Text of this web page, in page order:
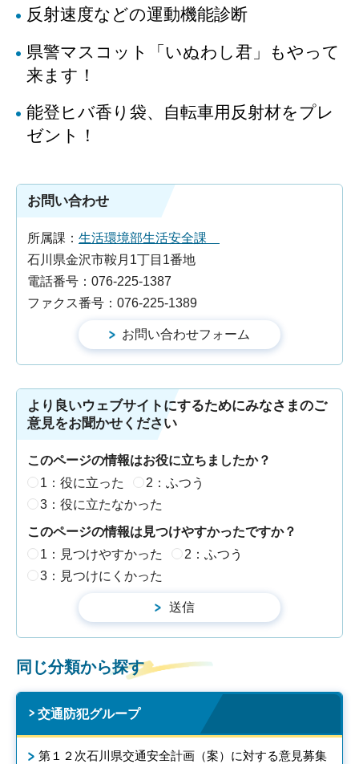
反射速度などの運動機能診断
県警マスコット「いぬわし君」もやって
来ます！
能登ヒバ香り袋、自転車用反射材をプレ
ゼント！
お問い合わせ
所属課： 生活環境部生活安全課
石川県金沢市鞍月1丁目1番地
電話番号：076-225-1387
ファクス番号：076-225-1389
より良いウェブサイトにするためにみなさまのご
意見をお聞かせください
このページの情報はお役に立ちましたか？
1：役に立った
2：ふつう
3：役に立たなかった
このページの情報は見つけやすかったですか？
1：見つけやすかった
2：ふつう
3：見つけにくかった
同じ分類から探す
交通防犯グループ
第１２次石川県交通安全計画（案）に対する意見募集